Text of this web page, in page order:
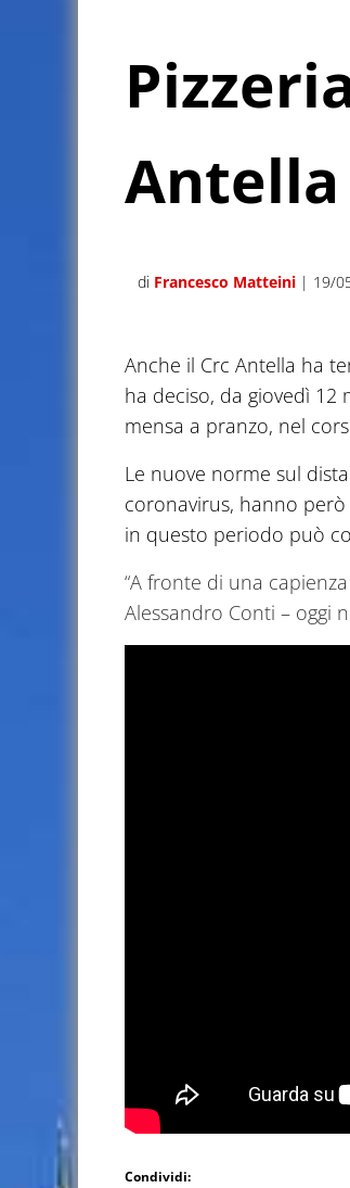
di Francesco Matteini | 19/
Anche il Crc Antella ha
ha deciso, da giovedì 12
mensa a pranzo, nel
Le nuove norme sul
coronavirus, hanno
in questo periodo può
“A fronte di una
Alessandro Conti – oggi
Condividi: